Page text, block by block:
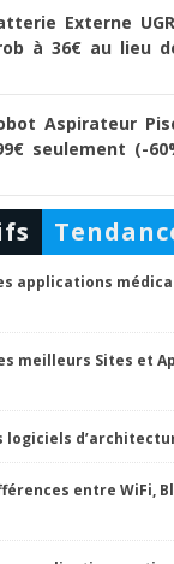
Externe
à 36€ au lieu
Aspirateur
seulement (-
applications
meilleurs Sites et
logiciels
entre WiFi,